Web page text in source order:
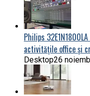
Philips
activitățile office și
Desktop26